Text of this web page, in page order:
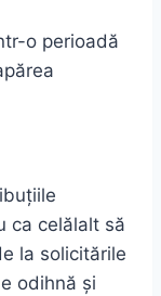
o perioadă
ca celălalt să
la solicitările
odihnă și